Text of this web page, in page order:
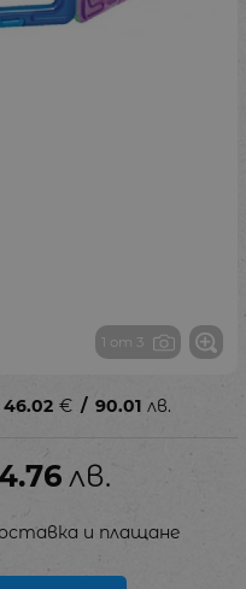
1 от 3
46.02 € / 90.01 лв.
лв.
и плащане